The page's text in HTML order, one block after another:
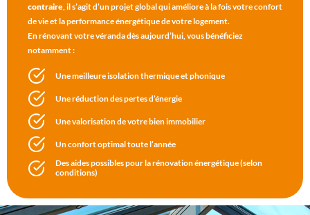
contraire , il s’agit d’un projet global qui améliore à la fois votre confort
de vie et la performance énergétique de votre logement.
En rénovant votre véranda dès aujourd’hui, vous bénéficiez
notamment :
Une meilleure isolation thermique et phonique
Une réduction des pertes d’énergie
Une valorisation de votre bien immobilier
Un confort optimal toute l’année
Des aides possibles pour la rénovation énergétique (selon
conditions)